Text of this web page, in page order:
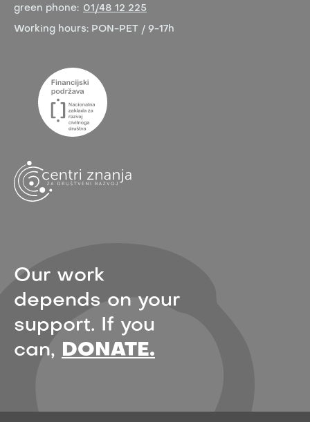
green phone: 01/48 12 225
Working hours: PON-PET / 9-17h
Our work
depends on your
support. If you
can, DONATE.